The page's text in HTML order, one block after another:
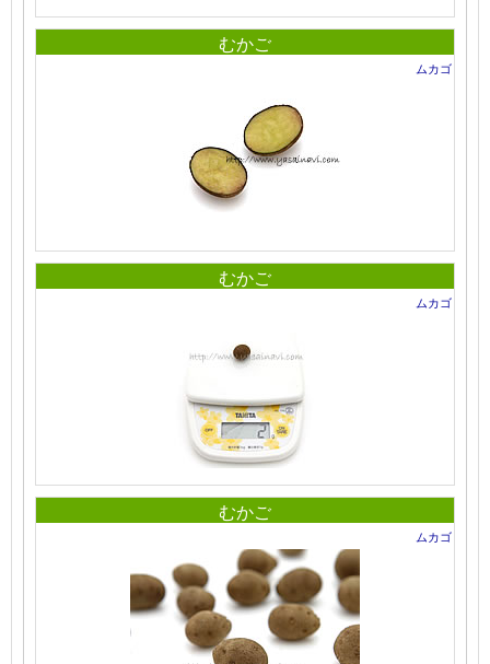
むかご
ムカゴ
むかご
ムカゴ
むかご
ムカゴ